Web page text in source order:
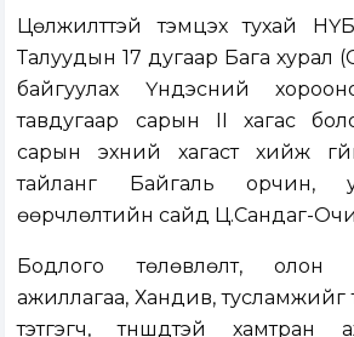
Цөлжилттэй тэмцэх тухай
Талуудын 17 дугаар Бага хурал
байгуулах Үндэсний
тавдугаар сарын II хагас
сарын эхний хагаст хийж
тайланг Байгаль орчин,
өөрчлөлтийн сайд Ц.Сандаг-
Бодлого төлөвлөлт, олон
ажиллагаа, Хандив, тусламжийг
тэтгэгч, түншүүдтэй хамтран